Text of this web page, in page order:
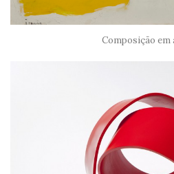
Composição em